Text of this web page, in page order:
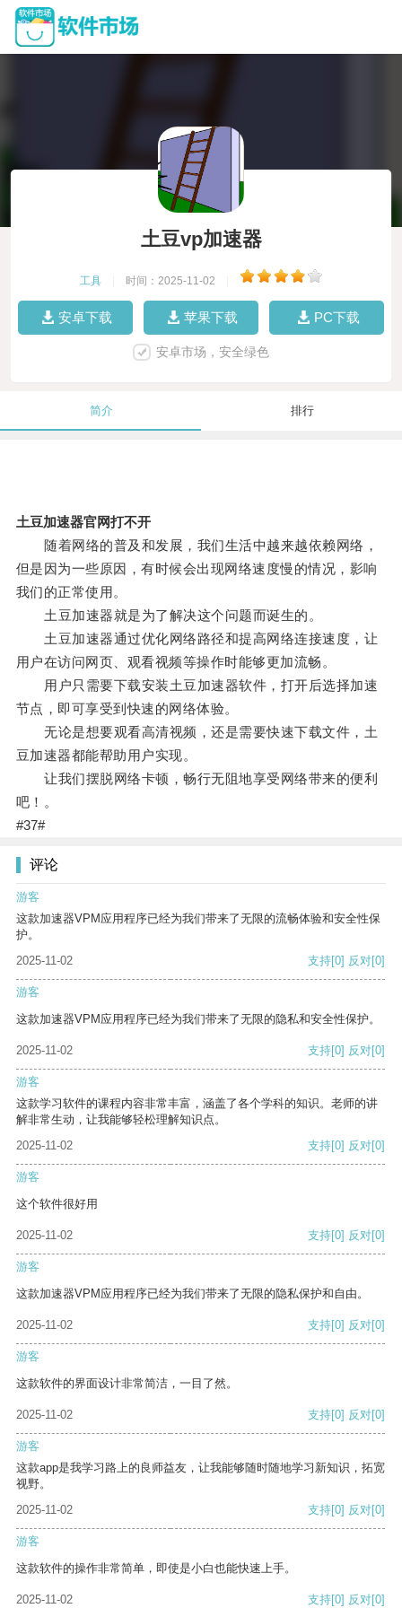
土豆vp加速器
工具 时间：2025-11-02
安卓下载 苹果下载 PC下载
安卓市场，安全绿色
简介 排行
土豆加速器官网打不开
随着网络的普及和发展，我们生活中越来越依赖网络，
但是因为一些原因，有时候会出现网络速度慢的情况，影响
我们的正常使用。
土豆加速器就是为了解决这个问题而诞生的。
土豆加速器通过优化网络路径和提高网络连接速度，让
用户在访问网页、观看视频等操作时能够更加流畅。
用户只需要下载安装土豆加速器软件，打开后选择加速
节点，即可享受到快速的网络体验。
无论是想要观看高清视频，还是需要快速下载文件，土
豆加速器都能帮助用户实现。
让我们摆脱网络卡顿，畅行无阻地享受网络带来的便利
吧！。
#37#
评论
游客
这款加速器VPM应用程序已经为我们带来了无限的流畅体验和安全性保
护。
2025-11-02
支持[0] 反对[0]
游客
这款加速器VPM应用程序已经为我们带来了无限的隐私和安全性保护。
2025-11-02 支持[0] 反对[0]
游客
这款学习软件的课程内容非常丰富，涵盖了各个学科的知识。老师的讲
解非常生动，让我能够轻松理解知识点。
2025-11-02
支持[0] 反对[0]
游客
这个软件很好用
2025-11-02 支持[0] 反对[0]
游客
这款加速器VPM应用程序已经为我们带来了无限的隐私保护和自由。
2025-11-02 支持[0] 反对[0]
游客
这款软件的界面设计非常简洁，一目了然。
2025-11-02 支持[0] 反对[0]
游客
这款app是我学习路上的良师益友，让我能够随时随地学习新知识，拓宽
视野。
2025-11-02
支持[0] 反对[0]
游客
这款软件的操作非常简单，即使是小白也能快速上手。
2025-11-02 支持[0] 反对[0]